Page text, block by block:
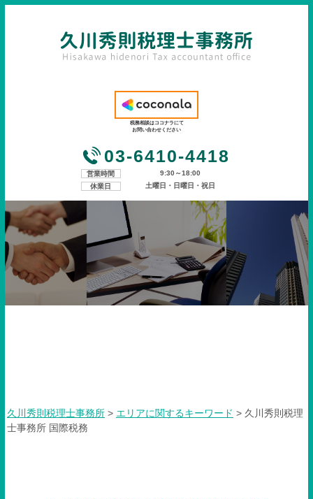
税務相談はココナラにて
お問い合わせください
03-6410-4418
営業時間
9:30～18:00
休業日
土曜日・日曜日・祝日
久川秀則税理士事務所 > エリアに関するキーワード > 久川秀則税理
士事務所 国際税務